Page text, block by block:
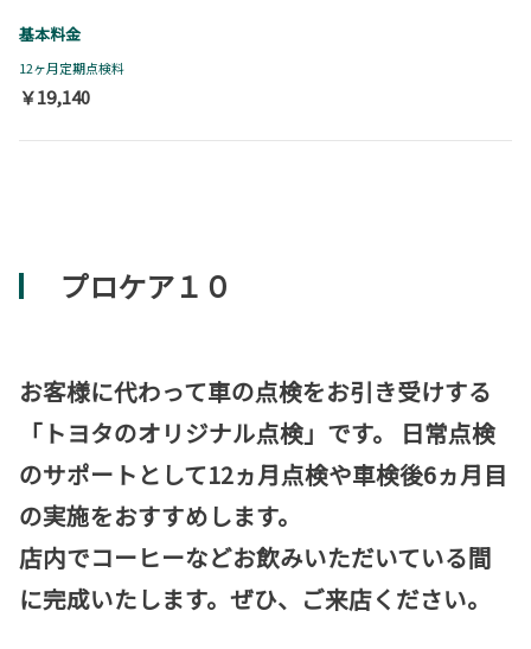
基本料金
12ヶ月定期点検料
￥19,140
プロケア１０
お客様に代わって車の点検をお引き受けする
「トヨタのオリジナル点検」です。 日常点検
のサポートとして12ヵ月点検や車検後6ヵ月目
の実施をおすすめします。
店内でコーヒーなどお飲みいただいている間
に完成いたします。ぜひ、ご来店ください。